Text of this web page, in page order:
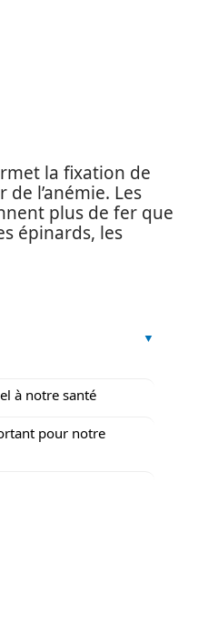
la fixation de
l’anémie. Les
plus de fer que
épinards, les
à notre santé
pour notre